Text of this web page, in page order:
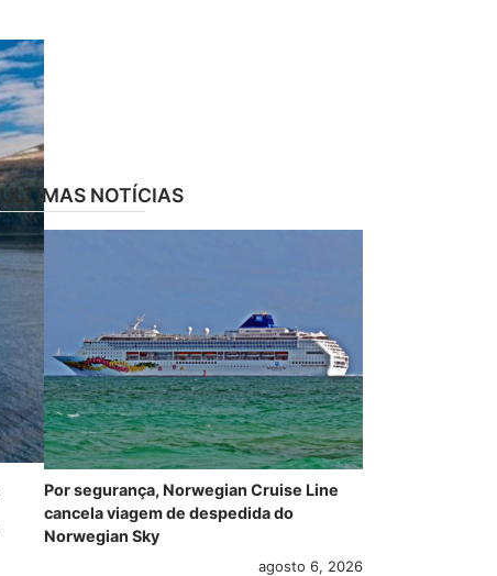
ÚLTIMAS NOTÍCIAS
Por segurança, Norwegian Cruise Line
cancela viagem de despedida do
Norwegian Sky
agosto 6, 2026